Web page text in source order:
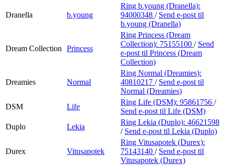
Dranella b.young
Ring b.young (Dranella):
94000348 / Send e-post til
b.young (Dranella)
Dream Collection Princess
Ring Princess (Dream
Collection): 75155100 / Send
e-post til Princess (Dream
Collection)
Dreamies Normal
Ring Normal (Dreamies):
40810217 / Send e-post til
Normal (Dreamies)
DSM
Life
Ring Life (DSM): 95861756 /
Send e-post til Life (DSM)
Duplo
Lekia
Ring Lekia (Duplo): 46621598
/ Send e-post til Lekia (Duplo)
Durex Vitusapotek
Ring Vitusapotek (Durex):
75143140 / Send e-post til
Vitusapotek (Durex)